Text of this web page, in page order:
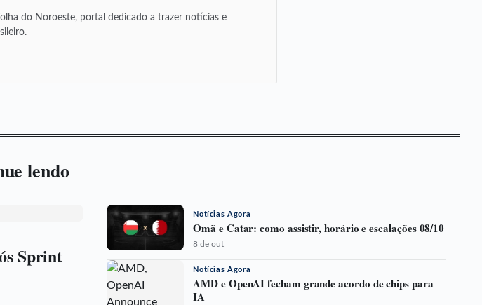
do Noroeste, portal dedicado a trazer notícias e
lendo
Sprint
Notícias Agora
Omã e Catar: como assistir, horário e escalações 08/10
8 de out
Notícias Agora
AMD e OpenAI fecham grande acordo de chips para
IA